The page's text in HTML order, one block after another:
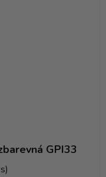
GPI33